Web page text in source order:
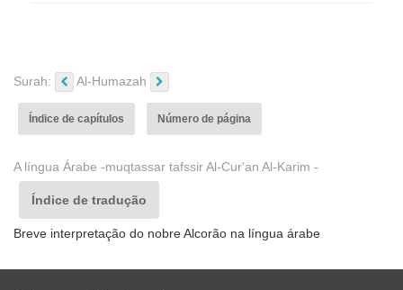
Surah: Al-Humazah
Índice de capítulos Número de página
A língua Árabe -muqtassar tafssir Al-Cur'an Al-Karim -
Índice de tradução
Breve interpretação do nobre Alcorão na língua árabe